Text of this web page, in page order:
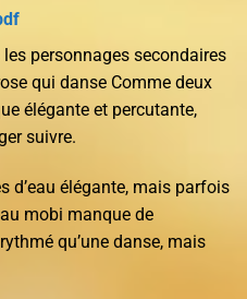
personnages secondaires
qui danse Comme deux
élégante et percutante,
suivre.
d’eau élégante, mais parfois
mobi manque de
qu’une danse, mais